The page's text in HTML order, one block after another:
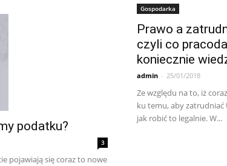
podatku?
3
pojawiają się coraz to nowe
Gospodarka
Prawo a
czyli co
koniecznie
admin - 25/01/2018
Ze względu na to, iż
ku temu, aby zatrudniać
jak robić to legalnie. W...